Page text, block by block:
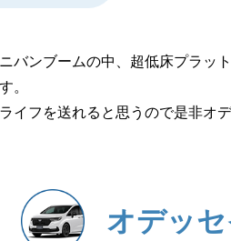
バンブームの中、超低床プラッ
。
イフを送れると思うので是非オ
オデッセ